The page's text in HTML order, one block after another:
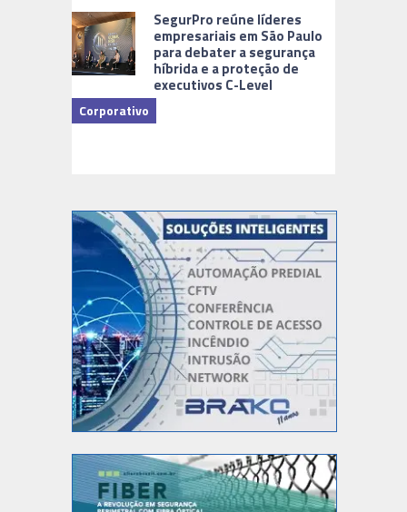
SegurPro reúne líderes
empresariais em São Paulo
para debater a segurança
híbrida e a proteção de
executivos C-Level
Corporativo